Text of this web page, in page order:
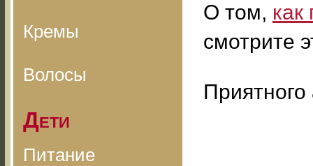
Кремы
Волосы
Дети
Питание
О том, как
смотрите
Приятного